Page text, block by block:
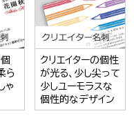
ら
ゃ
クリエイターの個性
が光る、少し尖って
少しユーモラスな
個性的なデザイン